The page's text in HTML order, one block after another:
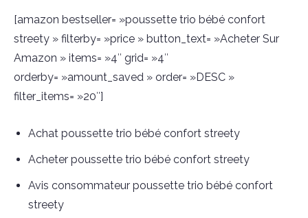
[amazon bestseller= »poussette trio bébé confort
streety » filterby= »price » button_text= »Acheter Sur
Amazon » items= »4″ grid= »4″
orderby= »amount_saved » order= »DESC »
filter_items= »20″]
Achat poussette trio bébé confort streety
Acheter poussette trio bébé confort streety
Avis consommateur poussette trio bébé confort
streety